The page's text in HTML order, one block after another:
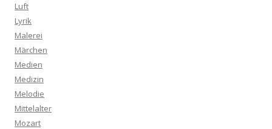
Luft
Lyrik
Malerei
Märchen
Medien
Medizin
Melodie
Mittelalter
Mozart